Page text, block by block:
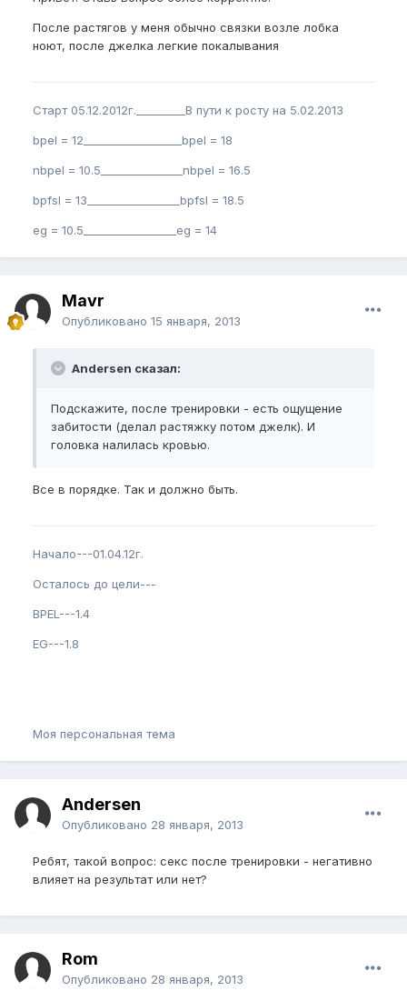
После растягов у меня обычно связки возле лобка
ноют, после джелка легкие покалывания
Старт 05.12.2012г._________В пути к росту на 5.02.2013
bpel = 12__________________bpel = 18
nbpel = 10.5_______________nbpel = 16.5
bpfsl = 13_________________bpfsl = 18.5
eg = 10.5_________________eg = 14
Mavr
Опубликовано 15 января, 2013
Andersen сказал:
Подскажите, после тренировки - есть ощущение
забитости (делал растяжку потом джелк). И
головка налилась кровью.
Все в порядке. Так и должно быть.
Начало---01.04.12г.
Осталось до цели---
BPEL---1.4
EG---1.8
Моя персональная тема
Andersen
Опубликовано 28 января, 2013
Ребят, такой вопрос: секс после тренировки - негативно
влияет на результат или нет?
Rom
Опубликовано 28 января, 2013